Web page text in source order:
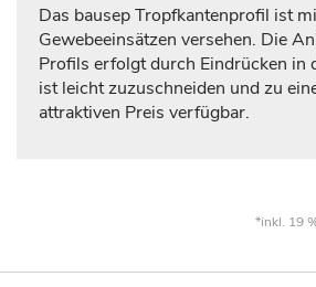
Das bausep Tropfkantenprofil ist
Gewebeeinsätzen versehen. Die
Profils erfolgt durch Eindrücken in
ist leicht zuzuschneiden und zu
attraktiven Preis verfügbar.
*inkl. 19